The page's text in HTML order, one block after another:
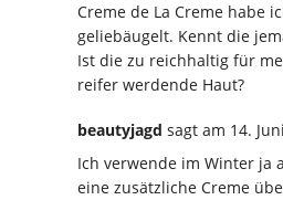
Creme de La Creme habe
geliebäugelt. Kennt die
Ist die zu reichhaltig für
reifer werdende Haut?
beautyjagd sagt am 14.
Ich verwende im Winter ja
eine zusätzliche Creme